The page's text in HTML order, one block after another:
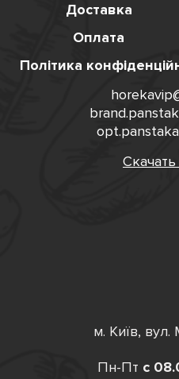
Пн-Пт с
Доставка
Оплата
Політика
м. Київ, вул.